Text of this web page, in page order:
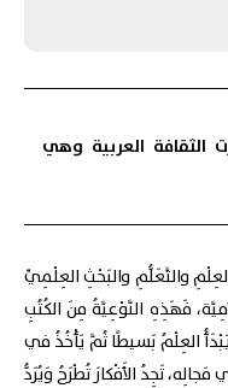
الثقافة العربية وهي
والتَّعَلُّمِ والبَحْثِ العِلْمِيِّ
فَهَذِهِ النَّوْعِيَّةُ مِنَ الكُتُبِ
العِلْمُ بَسيطًا ثُمَّ يَأْخُذُ في
تَجِدُ الأَفْكارَ تُطْرَحُ وَيُرَدُّ